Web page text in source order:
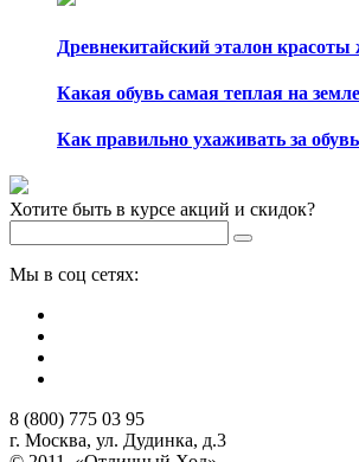
Древнекитайский эталон красоты
Какая обувь самая теплая на
Как правильно ухаживать за
Хотите быть в курсе акций и скидок?
Мы в соц сетях:
8 (800) 775 03 95
г. Москва, ул. Дудинка, д.3